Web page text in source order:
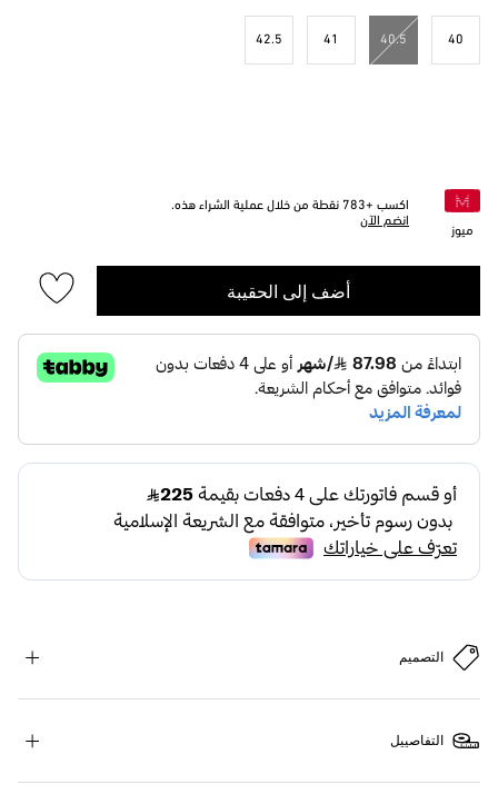
40
40.5
41
42.5
ميوز
اكسب +783 نقطة من خلال عملية الشراء هذه.
انضم الآن
أضف إلى الحقيبة
التصميم
التفاصييل